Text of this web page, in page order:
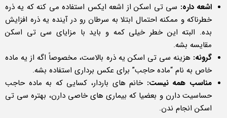
اشعه داره: سی تی اسکن از اشعه ایکس استفاده می کنه که یه ذره
خطرناکه و ممکنه احتمال ابتلا به سرطان رو در آینده یه ذره افزایش
بده. البته این خطر خیلی کمه و باید با مزایای سی تی اسکن
مقایسه بشه.
گرونه: هزینه سی تی اسکن یه ذره بالاست، مخصوصاً اگه از یه ماده
خاص به نام “ماده حاجب” برای عکس برداری استفاده بشه.
مناسب همه نیست: خانم های باردار، کسایی که به ماده حاجب
حساسیت دارن و بعضیا که بیماری های خاصی دارن، بهتره سی تی
اسکن انجام ندن.